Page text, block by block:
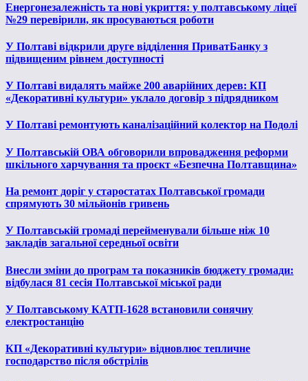
Енергонезалежність та нові укриття: у полтавському ліцеї
№29 перевірили, як просуваються роботи
У Полтаві відкрили друге відділення ПриватБанку з
підвищеним рівнем доступності
У Полтаві видалять майже 200 аварійних дерев: КП
«Декоративні культури» уклало договір з підрядником
У Полтаві ремонтують каналізаційний колектор на Подолі
У Полтавській ОВА обговорили впровадження реформи
шкільного харчування та проєкт «Безпечна Полтавщина»
На ремонт доріг у старостатах Полтавської громади
спрямують 30 мільйонів гривень
У Полтавській громаді перейменували більше ніж 10
закладів загальної середньої освіти
Внесли зміни до програм та показників бюджету громади:
відбулася 81 сесія Полтавської міської ради
У Полтавському КАТП-1628 встановили сонячну
електростанцію
КП «Декоративні культури» відновлює тепличне
господарство після обстрілів